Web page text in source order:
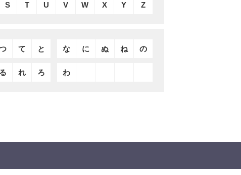
S T U V W X Y Z
て と な に ぬ ね の
る れ ろ わ